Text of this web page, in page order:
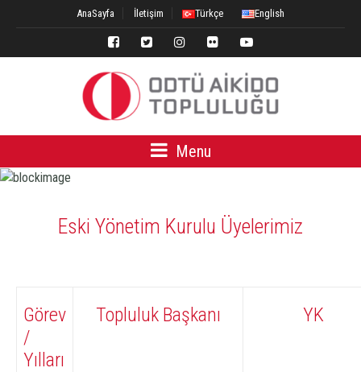
AnaSayfa İletişim Türkçe English
Menu
Eski Yönetim Kurulu Üyelerimiz
Görev
/
Yılları
Topluluk Başkanı YK